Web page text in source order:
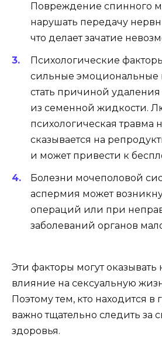
Повреждение спинного
нарушать передачу
что делает зачатие
Психологические
сильные эмоциональные
стать причиной
из семенной жидкости.
психологическая травма
сказывается на
и может привести к
Болезни мочеполовой
аспермия может
операций или при
заболеваний органов
Эти факторы могут оказывать
влияние на сексуальную
Поэтому тем, кто находится в
важно тщательно следить за
здоровья.